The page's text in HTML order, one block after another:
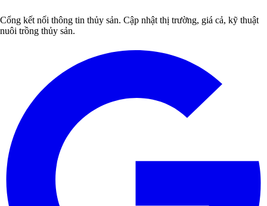
Cổng kết nối thông tin thủy sản. Cập nhật thị trường, giá cả, kỹ thuật
nuôi trồng thủy sản.